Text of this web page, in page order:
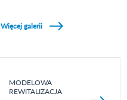
Więcej galerii
MODELOWA
REWITALIZACJA